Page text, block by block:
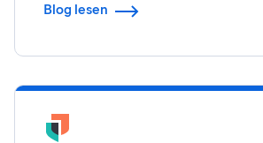
Blog lesen